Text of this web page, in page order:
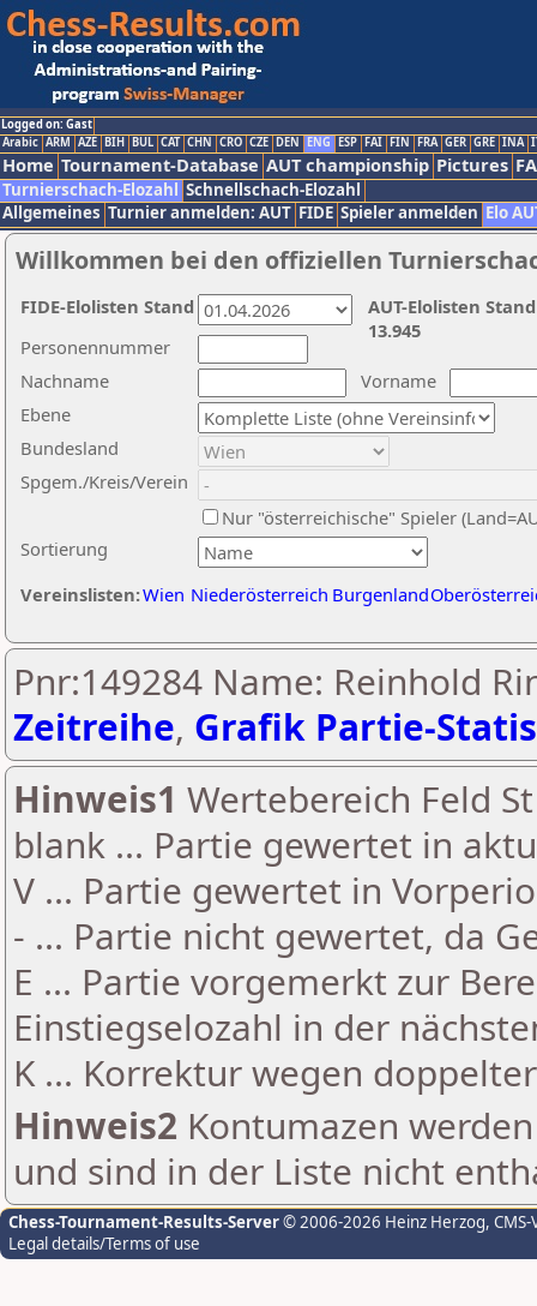
Logged on: Gast
Arabic ARM AZE BIH BUL CAT CHN CRO CZE DEN ENG ESP FAI FIN FRA GER GRE INA
Home Tournament-Database AUT championship Pictures
Turnierschach-Elozahl Schnellschach-Elozahl
Allgemeines Turnier anmelden: AUT FIDE Spieler anmelden Elo
Willkommen bei den offiziellen
Nachname
Vorname
Ebene
Sortierung
Personennummer
Bundesland
Spgem./Kreis/Verein
Nur "österreichische" Spieler
Vereinslisten:Wien Niederösterreich Burgenland
AUT-Elolisten
13.945
FIDE-Elolisten Stand
Pnr:149284 Name: Reinhold
Zeitreihe, Grafik Partie-
Hinweis1 Wertebereich Feld
blank ... Partie gewertet in
V ... Partie gewertet in
- ... Partie nicht gewertet, da
E ... Partie vorgemerkt zur
Einstiegselozahl in der
K ... Korrektur wegen
Hinweis2 Kontumazen
und sind in der Liste nicht
Chess-Tournament-Results-Server© 2006-2026 Heinz Herzog,
Legal details/Terms of use